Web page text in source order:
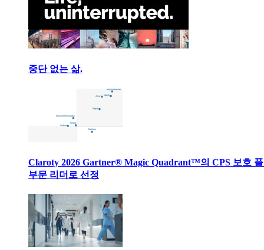
중단 없는 삶.
Claroty 2026 Gartner® Magic Quadrant™의 CPS 보호
부문 리더로 선정